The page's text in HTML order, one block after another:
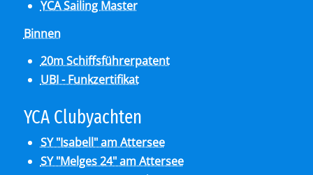
YCA Sailing Master
Binnen
20m Schiffsführerpatent
UBI - Funkzertifikat
YCA Club­y­ach­ten
SY "Isabell" am Attersee
SY "Melges 24" am Attersee